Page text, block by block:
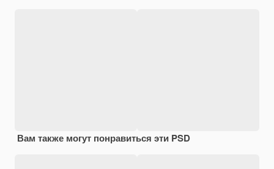
Вам также могут понравиться эти PSD